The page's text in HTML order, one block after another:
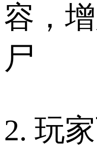
容，
尸
2. 玩